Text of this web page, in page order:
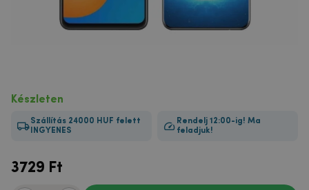
Készleten
Szállítás 24000 HUF felett
INGYENES
Rendelj 12:00-ig! Ma
feladjuk!
3729 Ft